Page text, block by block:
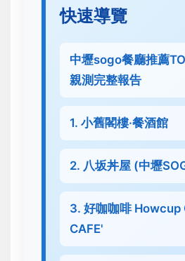
快速導覽
中壢sogo餐廳推薦
親測完整報告
1. 小舊閣樓·餐酒館
2. 八坂丼屋 (中壢
3. 好咖咖啡 Howcup
CAFE'